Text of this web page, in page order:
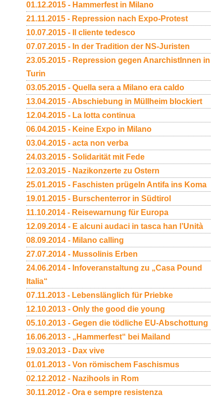
01.12.2015 - Hammerfest in Milano
21.11.2015 - Repression nach Expo-Protest
10.07.2015 - Il cliente tedesco
07.07.2015 - In der Tradition der NS-Juristen
23.05.2015 - Repression gegen AnarchistInnen in
Turin
03.05.2015 - Quella sera a Milano era caldo
13.04.2015 - Abschiebung in Müllheim blockiert
12.04.2015 - La lotta continua
06.04.2015 - Keine Expo in Milano
03.04.2015 - acta non verba
24.03.2015 - Solidarität mit Fede
12.03.2015 - Nazikonzerte zu Ostern
25.01.2015 - Faschisten prügeln Antifa ins Koma
19.01.2015 - Burschenterror in Südtirol
11.10.2014 - Reisewarnung für Europa
12.09.2014 - E alcuni audaci in tasca han l’Unità
08.09.2014 - Milano calling
27.07.2014 - Mussolinis Erben
24.06.2014 - Infoveranstaltung zu „Casa Pound
Italia“
07.11.2013 - Lebenslänglich für Priebke
12.10.2013 - Only the good die young
05.10.2013 - Gegen die tödliche EU-Abschottung
16.06.2013 - „Hammerfest“ bei Mailand
19.03.2013 - Dax vive
01.01.2013 - Von römischem Faschismus
02.12.2012 - Nazihools in Rom
30.11.2012 - Ora e sempre resistenza